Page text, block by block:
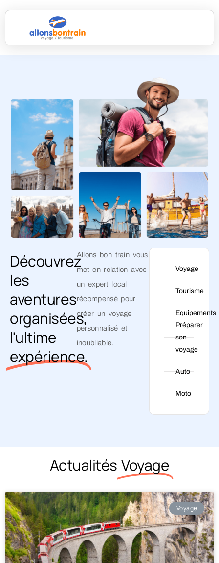
Découvrez
les
aventures
organisées,
l'ultime
expérience.
Allons bon train vous
met en relation avec
un expert local
récompensé pour
créer un voyage
personnalisé et
inoubliable.
Voyage
Tourisme
Equipements
Préparer
son
voyage
Auto
Moto
ActualitésVoyage
Voyage